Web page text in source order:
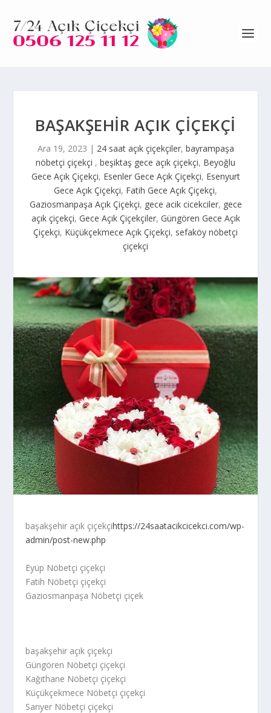
BAŞAKŞEHIR AÇIK ÇIÇEKÇI
Ara 19, 2023 | 24 saat açık çiçekçiler, bayrampaşa
nöbetçi çiçekçi , beşiktaş gece açık çiçekçi, Beyoğlu
Gece Açık Çiçekçi, Esenler Gece Açık Çiçekçi, Esenyurt
Gece Açık Çiçekçi, Fatih Gece Açık Çiçekçi,
Gaziosmanpaşa Açık Çiçekçi, gece acik cicekciler, gece
açık çiçekçi, Gece Açık Çiçekçiler, Güngören Gece Açık
Çiçekçi, Küçükçekmece Açık Çiçekçi, sefaköy nöbetçi
çiçekçi
başakşehir açık çiçekçihttps://24saatacikcicekci.com/wp-
admin/post-new.php
Eyüp Nöbetçi çiçekçi
Fatih Nöbetçi çiçekçi
Gaziosmanpaşa Nöbetçi çiçek
başakşehir açık çiçekçi
Güngören Nöbetçi çiçekçi
Kağıthane Nöbetçi çiçekçi
Küçükçekmece Nöbetçi çiçekçi
Sarıyer Nöbetçi çiçekçi